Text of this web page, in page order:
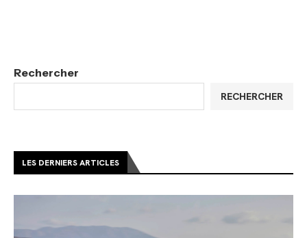
Rechercher
RECHERCHER
LES DERNIERS ARTICLES